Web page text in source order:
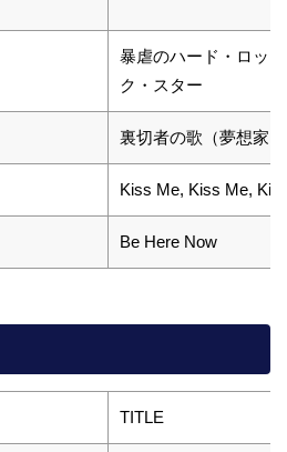
暴虐のハード・ロッ
ク・スター
裏切者の歌（夢想家
Kiss Me, Kiss Me,
Be Here Now
TITLE